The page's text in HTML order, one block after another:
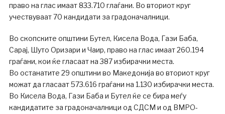
право на глас имаат 833.710 глаѓани. Во вториот круг
учествуваат 70 кандидати за градоначалници.
Во скопските општини Бутел, Кисела Вода, Гази Баба,
Сарај, Шуто Оризари и Чаир, право на глас имаат 260.194
граѓани, кои ќе гласаат на 387 избирачки места.
Во останатите 29 општини во Македонија во вториот круг
можат да гласаат 573.616 граѓани на 1.130 избирачки места.
Во Кисела Вода, Гази Баба и Бутел ќе се бира меѓу
кандидатите за градоначалници од СДСМ и од ВМРО-